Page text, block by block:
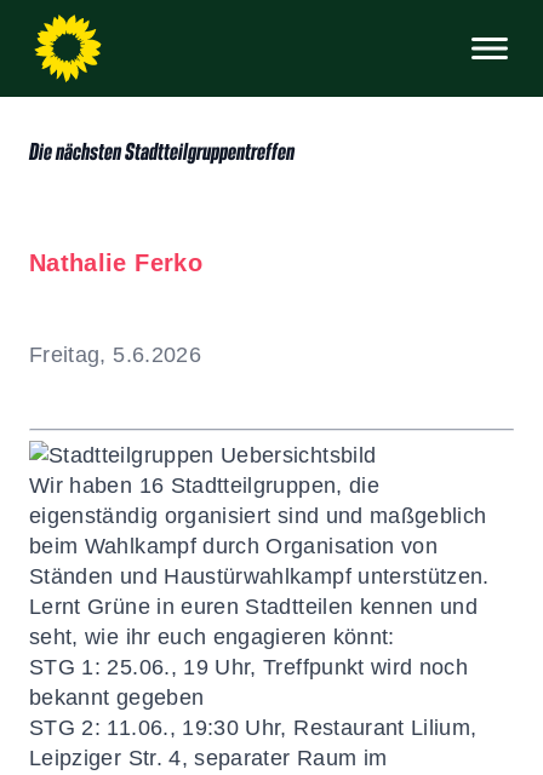
Die nächsten Stadtteilgruppentreffen
Nathalie Ferko
Freitag, 5.6.2026
Wir haben 16 Stadtteilgruppen, die
eigenständig organisiert sind und maßgeblich
beim Wahlkampf durch Organisation von
Ständen und Haustürwahlkampf unterstützen.
Lernt Grüne in euren Stadtteilen kennen und
seht, wie ihr euch engagieren könnt:
STG 1: 25.06., 19 Uhr, Treffpunkt wird noch
bekannt gegeben
STG 2: 11.06., 19:30 Uhr, Restaurant Lilium,
Leipziger Str. 4, separater Raum im